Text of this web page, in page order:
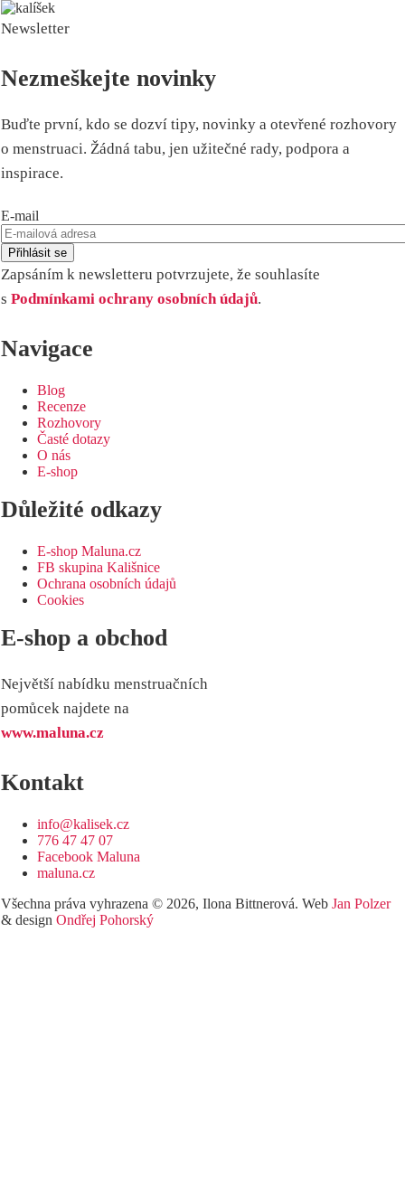
Newsletter
Nezmeškejte novinky
Buďte první, kdo se dozví tipy, novinky a otevřené rozhovory
o menstruaci. Žádná tabu, jen užitečné rady, podpora a
inspirace.
E-mail
Zapsáním k newsletteru potvrzujete, že souhlasíte
s Podmínkami ochrany osobních údajů.
Navigace
Blog
Recenze
Rozhovory
Časté dotazy
O nás
E-shop
Důležité odkazy
E-shop Maluna.cz
FB skupina Kališnice
Ochrana osobních údajů
Cookies
E-shop a obchod
Největší nabídku menstruačních
pomůcek najdete na
www.maluna.cz
Kontakt
info@kalisek.cz
776 47 47 07
Facebook Maluna
maluna.cz
Všechna práva vyhrazena © 2026, Ilona Bittnerová. Web Jan Polzer
& design Ondřej Pohorský